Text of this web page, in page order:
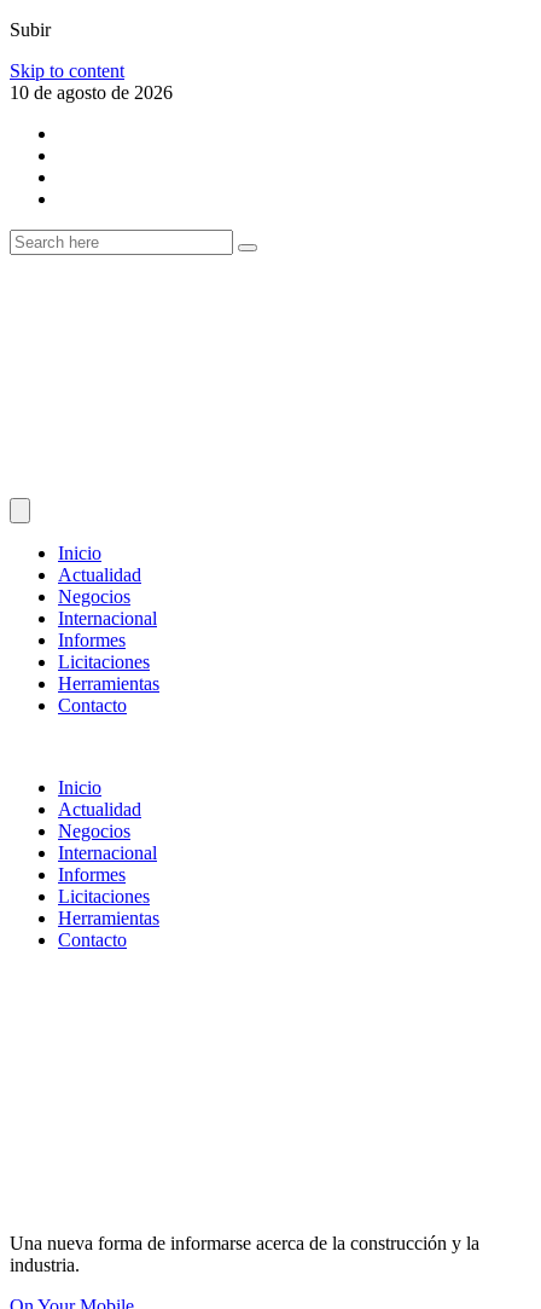
Subir
Skip to content
10 de agosto de 2026
Inicio
Actualidad
Negocios
Internacional
Informes
Licitaciones
Herramientas
Contacto
Inicio
Actualidad
Negocios
Internacional
Informes
Licitaciones
Herramientas
Contacto
Una nueva forma de informarse acerca de la construcción y la
industria.